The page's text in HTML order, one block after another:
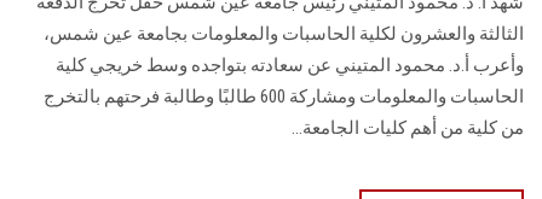
الثالثة والعشرون لكلية الحاسبات والمعلومات بجامعة عين شمس،
وأعرب أ.د. محمود المتيني عن سعادته بتواجده وسط خريجي كلية
الحاسبات والمعلومات ومشاركة 600 طالبًا وطالبة فرحتهم بالتخرج
من كلية من أهم كليات الجامعة...